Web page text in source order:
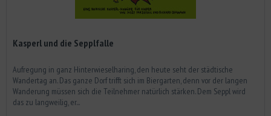
Kasperl und die Sepplfalle
Aufregung in ganz Hinterwieselharing, den heute seht der städtische
Wandertag an. Das ganze Dorf trifft sich im Biergarten, denn vor der langen
Wanderung müssen sich die Teilnehmer natürlich stärken. Dem Seppl wird
das zu langweilig, er...